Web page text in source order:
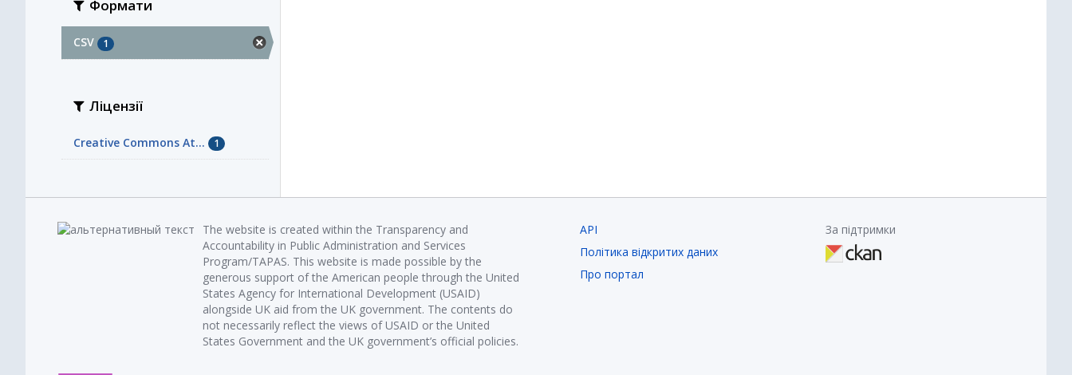
Формати
CSV 1
Ліцензії
Creative Commons At... 1
The website is created within the Transparency and
Accountability in Public Administration and Services
Program/TAPAS. This website is made possible by the
generous support of the American people through the United
States Agency for International Development (USAID)
alongside UK aid from the UK government. The contents do
not necessarily reflect the views of USAID or the United
States Government and the UK government’s official policies.
API
Політика відкритих даних
Про портал
За підтримки